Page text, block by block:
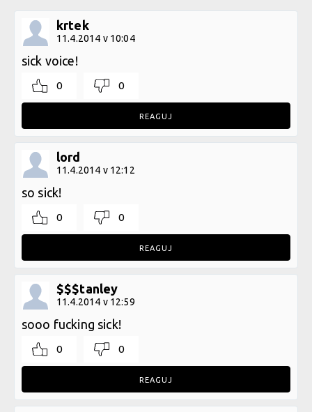
krtek
11.4.2014 v 10:04
sick voice!
0 0
REAGUJ
lord
11.4.2014 v 12:12
so sick!
0 0
REAGUJ
$$$tanley
11.4.2014 v 12:59
sooo fucking sick!
0 0
REAGUJ